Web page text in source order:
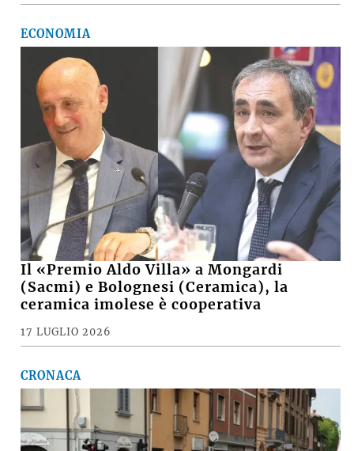
ECONOMIA
Il «Premio Aldo Villa» a Mongardi
(Sacmi) e Bolognesi (Ceramica), la
ceramica imolese è cooperativa
17 LUGLIO 2026
CRONACA